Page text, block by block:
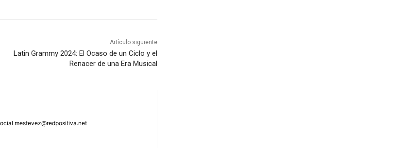
Artículo siguiente
Latin Grammy 2024: El Ocaso de un Ciclo y el
Renacer de una Era Musical
mestevez@redpositiva.net